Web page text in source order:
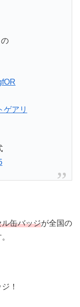
ゲアリ
ル缶バッジが全国の
！